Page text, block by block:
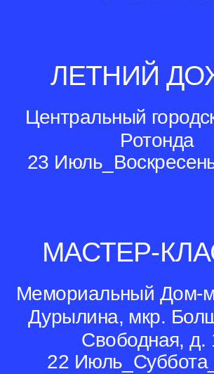
ЛЕТНИЙ
Центральный
Ротонда
23
МАСТЕР-
Мемориальный Дом-
Дурылина, мкр.
Свободная, д.
22